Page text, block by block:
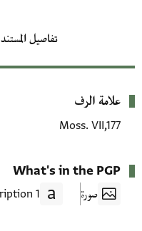
تفاصيل المستند
بيانات التعريف
علامة الرف
Moss. VII,177
What's in the PGP
صورة 1 Transcription